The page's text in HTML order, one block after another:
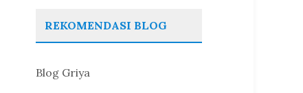
REKOMENDASI BLOG
Blog Griya